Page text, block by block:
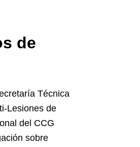
de
Técnica
Lesiones de
del CCG
sobre